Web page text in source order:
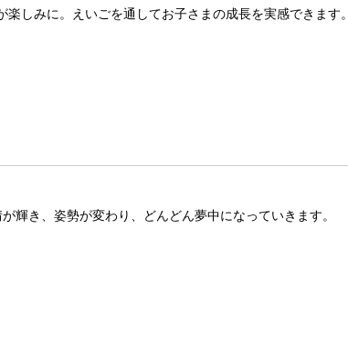
しみに。えいごを通してお子さまの成長を実感できます。
輝き、姿勢が変わり、どんどん夢中になっていきます。